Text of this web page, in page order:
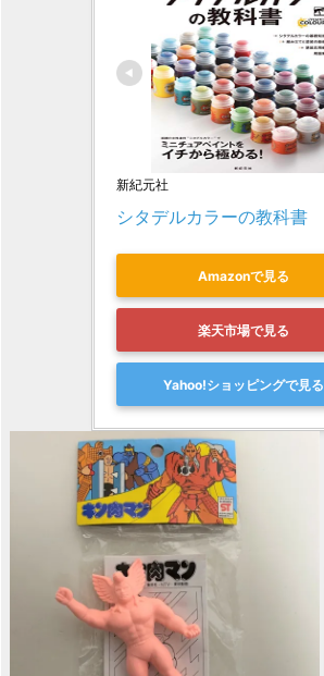
新紀元社
シタデルカラーの教科書
Amazonで見る
楽天市場で見る
Yahoo!ショッピングで見る